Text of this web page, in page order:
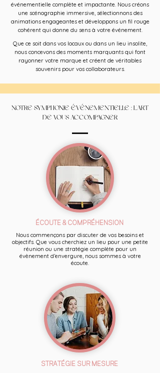
événementielle complète et impactante. Nous créons
une scénographie immersive, sélectionnons des
animations engageantes et développons un fil rouge
cohérent qui donne du sens à votre événement.
Que ce soit dans vos locaux ou dans un lieu insolite,
nous concevons des moments marquants qui font
rayonner votre marque et créent de véritables
souvenirs pour vos collaborateurs.
NOTRE SYMPHONIE ÉVÉNEMENTIELLE : L'ART
DE VOUS ACCOMPAGNER
ÉCOUTE & COMPRÉHENSION
Nous commençons par discuter de vos besoins et
objectifs. Que vous cherchiez un lieu pour une petite
réunion ou une stratégie complète pour un
évènement d’envergure, nous sommes à votre
écoute.
STRATÉGIE SUR MESURE